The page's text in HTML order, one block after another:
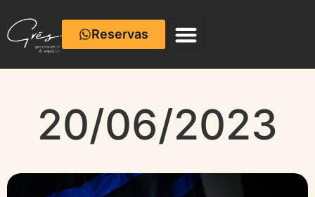
Reservas
20/06/2023